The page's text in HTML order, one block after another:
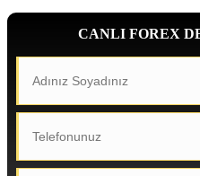
CANLI FOREX